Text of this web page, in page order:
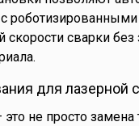
с
скорости сварки без
для лазерной
это не просто